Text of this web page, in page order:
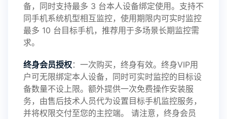
2025-01-13 V3.7
2024-10-08 V3.6
2024-03-16 V3.5
备，同时支持最多 3 台本人设备绑定使用。支持不
同手机系统机型相互监控，使用期限内可实时监控
最多 10 台目标手机，推荐用于多场景长期监控需
求。
终身会员授权：一次购买，终身有效。终身VIP用
户可无限绑定本人设备，同时可实时监控的目标设
备数量不设上限。额外提供一次免费操作安装服
务，由售后技术人员代为设置目标手机监控服务，
并将权限交付至您的主控端。 请注意，终身会员